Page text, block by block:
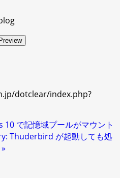
dotclear/index.php?
10 で記憶域プールがマウント
Thuderbird が起動しても処
»